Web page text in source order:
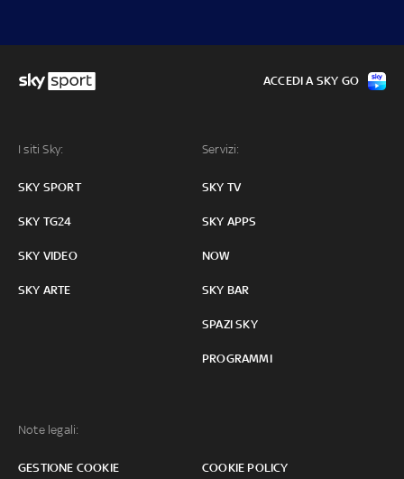
I siti Sky:
SKY SPORT
SKY TG24
SKY VIDEO
SKY ARTE
Servizi:
SKY TV
SKY APPS
NOW
SKY BAR
SPAZI SKY
PROGRAMMI
Note legali:
GESTIONE COOKIE COOKIE POLICY
ACCEDI A SKY GO